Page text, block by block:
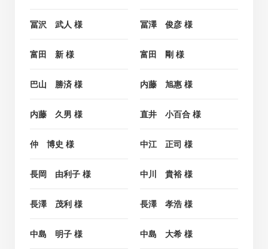
冨沢 武人 様 冨澤 俊彦 様
富田 新 様 富田 剛 様
巴山 勝済 様 内藤 旭惠 様
内藤 久男 様 直井 小百合 様
仲 博史 様 中江 正司 様
長岡 由利子 様 中川 貴裕 様
長澤 茂利 様 長澤 孝浩 様
中島 明子 様 中島 大希 様